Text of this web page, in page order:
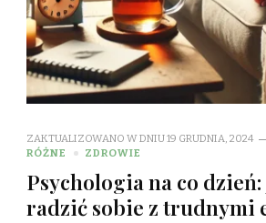
ZAKTUALIZOWANO W DNIU19 GRUDNIA, 2024
RÓŻNE
ZDROWIE
Psychologia na co
radzić sobie z trudnymi